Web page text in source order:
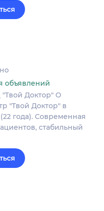
объявлений
Доктор" О
"Твой Доктор" в
года). Современная
стабильный